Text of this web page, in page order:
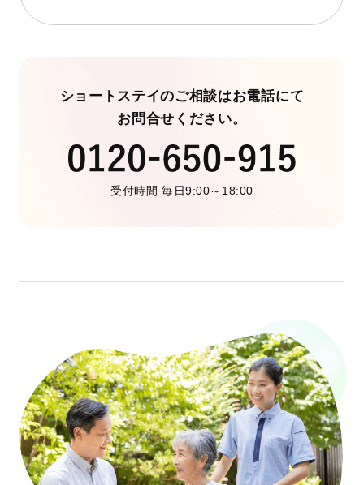
ショートステイのご相談はお電話にて
お問合せください。
受付時間 毎日9:00～18:00